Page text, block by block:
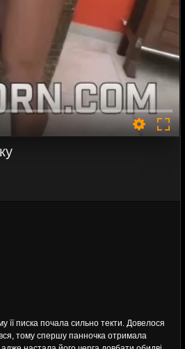
її писка почала сильно текти. Довелося
тому спершу панночка отримала